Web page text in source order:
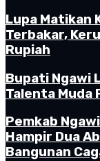
Lupa Matikan
Terbakar,
Rupiah
Bupati Ngawi
Talenta
Pemkab
Hampir Dua
Bangunan